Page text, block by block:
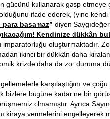
gücünü kullanarak gasp etmeye
olduğunu ifade ederek, (yine
para basamaz” diyen
Kendinize dükkân
oluşturmaktadır.
ikinci bir dükkân daha
krizde daha da zor duruma
karşılaştığını ve çoğu
bizlere bugüne kadar ne bir
olmamıştır. Ayrıca
kiraya vermelerini engelleyerek